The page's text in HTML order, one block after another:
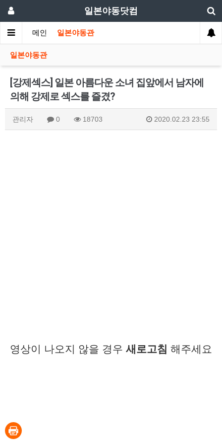
일본야동닷컴
메인 일본야동관
일본야동관
[강제섹스] 일본 아름다운 소녀 집앞에서 남자에
의해 강제로 섹스를 즐겼?
관리자 0 18703 2020.02.23 23:55
영상이 나오지 않을 경우 새로고침 해주세요